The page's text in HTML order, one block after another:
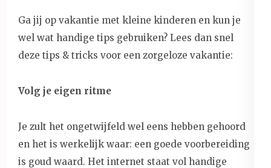
Ga jij op vakantie met kleine kinderen en kun je
wel wat handige tips gebruiken? Lees dan snel
deze tips & tricks voor een zorgeloze vakantie:
Volg je eigen ritme
Je zult het ongetwijfeld wel eens hebben gehoord
en het is werkelijk waar: een goede voorbereiding
is goud waard. Het internet staat vol handige